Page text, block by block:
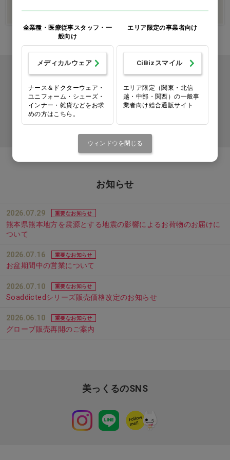
カタログをご利用のお客様
カタログ請求
商品コード入力でクイックオーダー
お知らせ
2026.07.29 重要なお知らせ
熊本県熊本地方を震源とする地震の影響によるお荷物のお届けに
ついて
2026.07.16 重要なお知らせ
お盆期間中の営業について
2026.07.10 重要なお知らせ
Soaddictedシリーズ販売価格改定のお知らせ
2026.06.10 重要なお知らせ
グローブ販売再開のご案内
美っくるのSNS
全業種・医療従事スタッフ・一
般向け
メディカルウェア
ナース＆ドクターウェア・
ユニフォーム・シューズ・
インナー・雑貨などをお求
めの方はこちら。
エリア限定の事業者向け
CiBizスマイル
エリア限定（関東・北信
越・中部・関西）の一般事
業者向け総合通販サイト
ウィンドウを閉じる